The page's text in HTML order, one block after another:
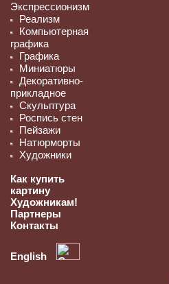
Экспрессионизм
Реализм
Компьютерная
графика
Графика
Миниатюры
Декоративно-
прикладное
Скульптура
Роспись стен
Пейзажи
Натюрморты
Художники
Как купить
картину
Художникам!
Партнеры
Контакты
English